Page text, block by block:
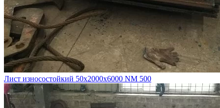
Лист износостойкий 50х2000х6000 NM 500